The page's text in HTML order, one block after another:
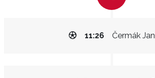
Čermák Jan
11:26